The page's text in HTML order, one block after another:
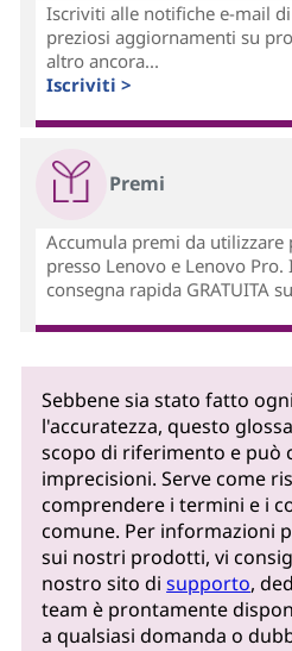
Iscriviti alle notifiche e-mail
preziosi aggiornamenti su
altro ancora...
Iscriviti >
Premi
Accumula premi da
presso Lenovo e Lenovo
consegna rapida GRATUITA
Sebbene sia stato fatto
l'accuratezza, questo
scopo di riferimento e può
imprecisioni. Serve come
comprendere i termini e i
comune. Per informazioni
sui nostri prodotti, vi
nostro sito disupporto,
team è prontamente
a qualsiasi domanda o